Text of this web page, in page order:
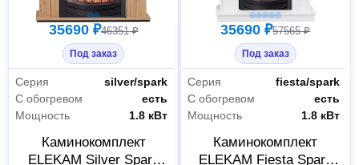
35690 ₽46351 ₽
Под заказ
Серия
silver/spark
С обогревом
есть
Мощность
1.8 кВт
Каминокомплект
ELEKAM Silver Spark
35690 ₽57565 ₽
Под заказ
Серия
fiesta/spark
С обогревом
есть
Мощность
1.8 кВт
Каминокомплект
ELEKAM Fiesta Spark